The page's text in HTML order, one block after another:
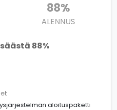
88%
ALENNUS
säästä 88%
aloituspaketti